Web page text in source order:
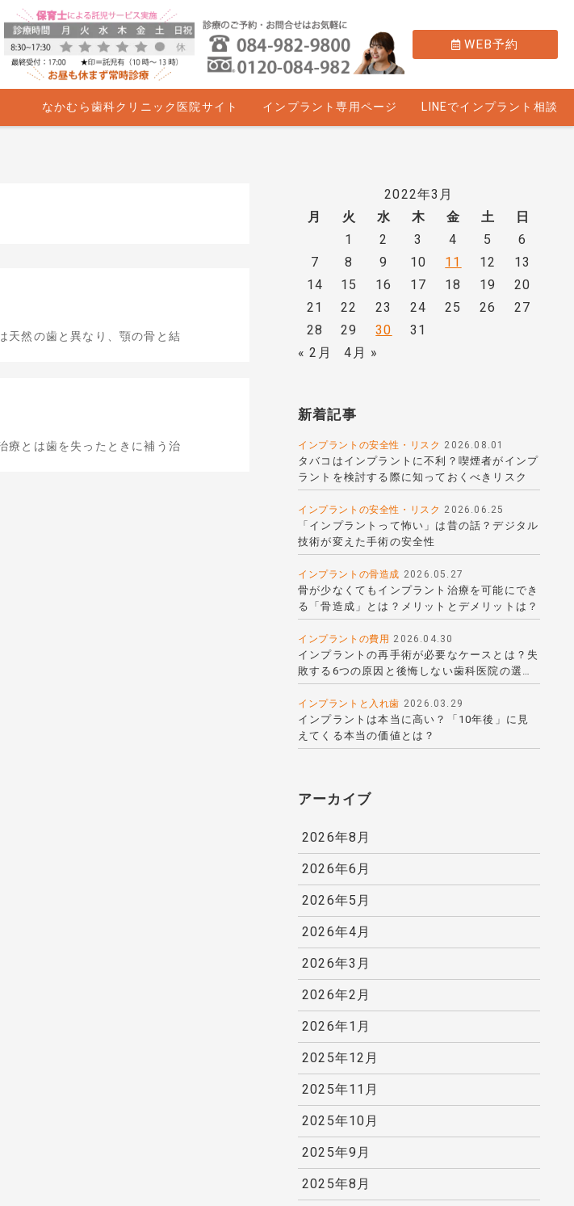
WEB予約
なかむら歯科クリニック医院サイト インプラント専用ページ LINEでインプラント相談
然の歯と異なり、顎の骨と結
とは歯を失ったときに補う治
2022年3月
月
火 水 木 金 土
日
1
2 3 4 5
6
7
8 9 10 11 12
13
14
15 16 17 18 19
20
21
22 23 24 25 26
27
28
29 30
31
« 2月
4月 »
新着記事
インプラントの安全性・リスク 2026.08.01
タバコはインプラントに不利？喫煙者がインプ
ラントを検討する際に知っておくべきリスク
インプラントの安全性・リスク 2026.06.25
「インプラントって怖い」は昔の話？デジタル
技術が変えた手術の安全性
インプラントの骨造成 2026.05.27
骨が少なくてもインプラント治療を可能にでき
る「骨造成」とは？メリットとデメリットは？
インプラントの費用 2026.04.30
インプラントの再手術が必要なケースとは？失
敗する6つの原因と後悔しない歯科医院の選び
方
インプラントと入れ歯 2026.03.29
インプラントは本当に高い？「10年後」に見
えてくる本当の価値とは？
アーカイブ
2026年8月
2026年6月
2026年5月
2026年4月
2026年3月
2026年2月
2026年1月
2025年12月
2025年11月
2025年10月
2025年9月
2025年8月